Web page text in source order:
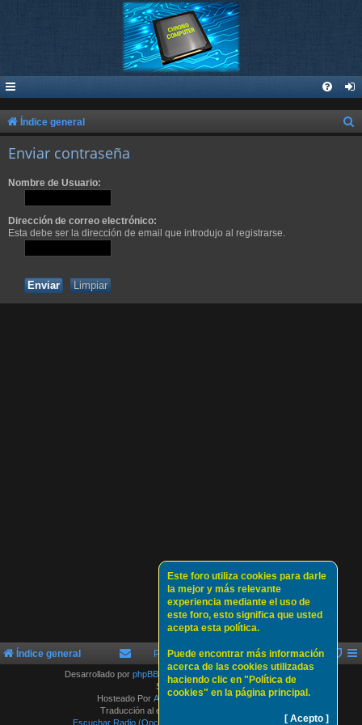
Índice general
Enviar contraseña
Nombre de Usuario:
Dirección de correo electrónico:
Esta debe ser la dirección de email que introdujo al registrarse.
Este foro utiliza cookies para darle
la mejor y más relevante
experiencia mediante el uso de
este foro, esto significa que usted
acepta esta política.
Puede encontrar más información
acerca de las cookies utilizadas
haciendo clic en "Política de
cookies" en la página principal.
[ Acepto ]
Índice general Sobre nosotros
Política de Cookies
Desarrollado por phpBB ® Forum Software © phpBB Limited
Style byArty
Hosteado Por ATLAS-SERVER HOSTING.
Traducción al español por
Escuchar Radio (Opción 1)
Escuchar Radio (Opción 2)